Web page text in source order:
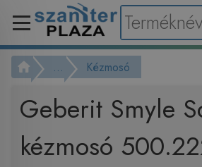
... Kézmosó
Geberit Smyle
kézmosó